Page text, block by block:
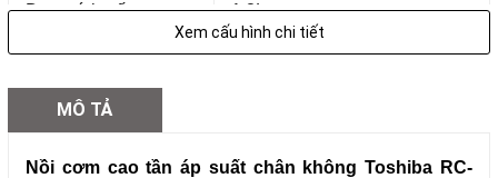
Dung tích nấu 1.8L
nhiệt
Xem cấu hình chi tiết
MÔ TẢ
Nồi cơm cao tần áp suất chân không Toshiba RC-